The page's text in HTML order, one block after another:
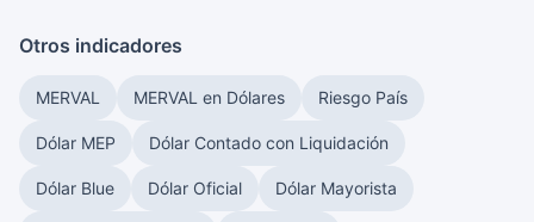
Otros indicadores
MERVAL MERVAL en Dólares Riesgo País
Dólar MEP Dólar Contado con Liquidación
Dólar Blue Dólar Oficial Dólar Mayorista